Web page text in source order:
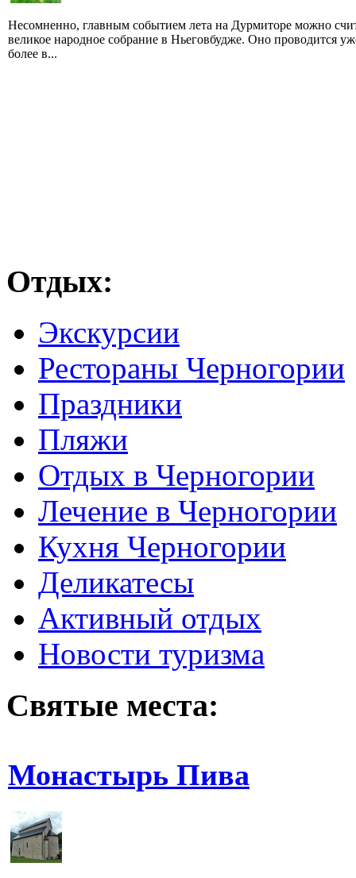
Несомненно, главным событием лета на Дурмиторе можно
великое народное собрание в Ньеговбудже. Оно проводится
более в...
Отдых:
Экскурсии
Рестораны Черногории
Праздники
Пляжи
Отдых в Черногории
Лечение в Черногории
Кухня Черногории
Деликатесы
Активный отдых
Новости туризма
Святые места:
Монастырь Пива